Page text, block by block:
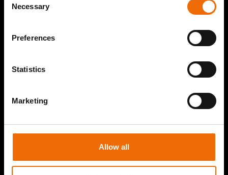
Selection
Necessary
Preferences
Statistics
Marketing
Allow all